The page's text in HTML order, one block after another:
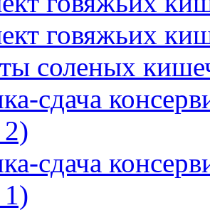
говяжьих
соленых
сдача
2)
сдача
1)